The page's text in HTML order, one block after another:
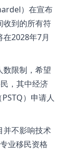
）在宣布
收到的所有符
2028年7月
数限制，希望
，其中经济
）申请人
并不影响技术
业移民资格